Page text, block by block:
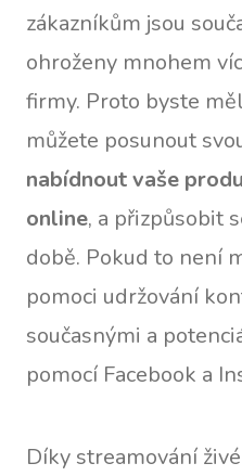
zákazníkům jsou
ohroženy mnohem
firmy. Proto byste
můžete posunout
nabídnout vaše
online, a přizpůsobit
době. Pokud to není
pomoci udržování
současnými a
pomocí Facebook a
Díky streamování